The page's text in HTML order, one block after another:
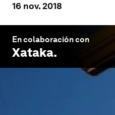
16 nov. 2018
En colaboración con
Xataka.